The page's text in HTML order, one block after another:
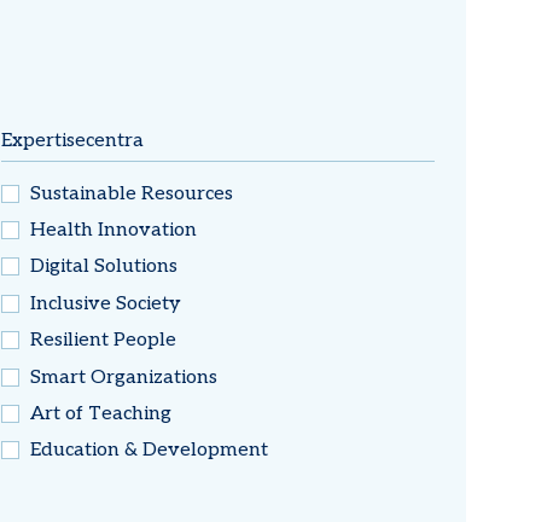
Expertisecentra
Sustainable Resources
Health Innovation
Digital Solutions
Inclusive Society
Resilient People
Smart Organizations
Art of Teaching
Education & Development